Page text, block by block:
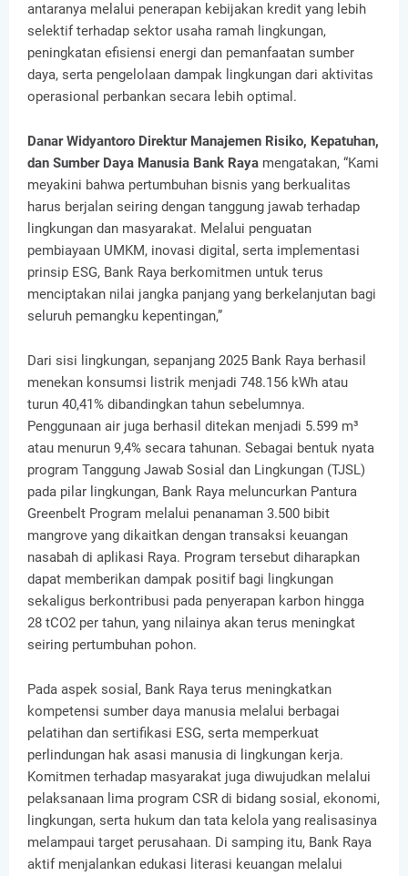
antaranya melalui penerapan kebijakan kredit yang lebih
selektif terhadap sektor usaha ramah lingkungan,
peningkatan efisiensi energi dan pemanfaatan sumber
daya, serta pengelolaan dampak lingkungan dari aktivitas
operasional perbankan secara lebih optimal.
Danar Widyantoro Direktur Manajemen Risiko, Kepatuhan,
dan Sumber Daya Manusia Bank Raya mengatakan, “Kami
meyakini bahwa pertumbuhan bisnis yang berkualitas
harus berjalan seiring dengan tanggung jawab terhadap
lingkungan dan masyarakat. Melalui penguatan
pembiayaan UMKM, inovasi digital, serta implementasi
prinsip ESG, Bank Raya berkomitmen untuk terus
menciptakan nilai jangka panjang yang berkelanjutan bagi
seluruh pemangku kepentingan,”
Dari sisi lingkungan, sepanjang 2025 Bank Raya berhasil
menekan konsumsi listrik menjadi 748.156 kWh atau
turun 40,41% dibandingkan tahun sebelumnya.
Penggunaan air juga berhasil ditekan menjadi 5.599 m³
atau menurun 9,4% secara tahunan. Sebagai bentuk nyata
program Tanggung Jawab Sosial dan Lingkungan (TJSL)
pada pilar lingkungan, Bank Raya meluncurkan Pantura
Greenbelt Program melalui penanaman 3.500 bibit
mangrove yang dikaitkan dengan transaksi keuangan
nasabah di aplikasi Raya. Program tersebut diharapkan
dapat memberikan dampak positif bagi lingkungan
sekaligus berkontribusi pada penyerapan karbon hingga
28 tCO2 per tahun, yang nilainya akan terus meningkat
seiring pertumbuhan pohon.
Pada aspek sosial, Bank Raya terus meningkatkan
kompetensi sumber daya manusia melalui berbagai
pelatihan dan sertifikasi ESG, serta memperkuat
perlindungan hak asasi manusia di lingkungan kerja.
Komitmen terhadap masyarakat juga diwujudkan melalui
pelaksanaan lima program CSR di bidang sosial, ekonomi,
lingkungan, serta hukum dan tata kelola yang realisasinya
melampaui target perusahaan. Di samping itu, Bank Raya
aktif menjalankan edukasi literasi keuangan melalui